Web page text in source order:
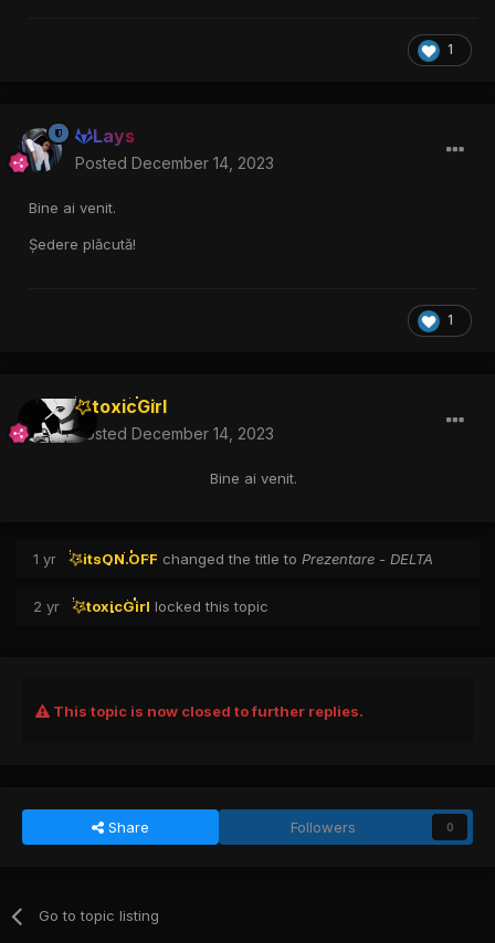
1
Lays
Posted December 14, 2023
Bine ai venit.
Ședere plăcută!
1
toxicGirl
Posted December 14, 2023
Bine ai venit.
1 yr itsON.OFF changed the title to Prezentare - DELTA
2 yr toxicGirl locked this topic
This topic is now closed to further replies.
Share Followers 0
Go to topic listing